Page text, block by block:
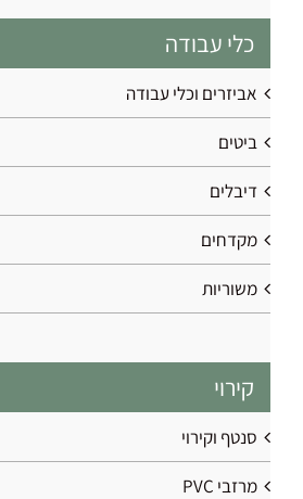
כלי עבודה
אביזרים וכלי עבודה
ביטים
דיבלים
מקדחים
משוריות
קירוי
סנטף וקירוי
מרזבי PVC